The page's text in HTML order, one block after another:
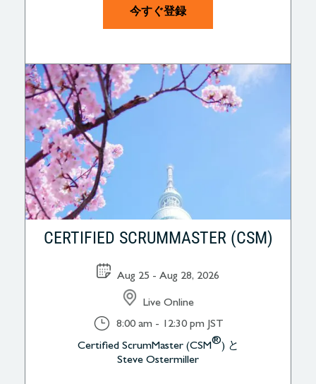
今すぐ登録
CERTIFIED SCRUMMASTER (CSM)
Aug 25 - Aug 28, 2026
Live Online
}
8:00 am - 12:30 pm JST
Certified ScrumMaster (CSM®) と
Steve Ostermiller